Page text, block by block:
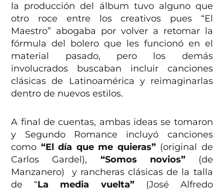
la producción del álbum tuvo alguno que
otro roce entre los creativos pues “El
Maestro” abogaba por volver a retomar la
fórmula del bolero que les funcionó en el
material pasado, pero los demás
involucrados buscaban incluir canciones
clásicas de Latinoamérica y reimaginarlas
dentro de nuevos estilos.
A final de cuentas, ambas ideas se tomaron
y Segundo Romance incluyó canciones
como “El día que me quieras”(original de
Carlos Gardel), “Somos novios”(de
Manzanero) y rancheras clásicas de la talla
de “La media vuelta”(José Alfredo